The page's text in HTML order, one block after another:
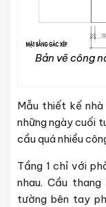
Bản vẽ công
Mẫu thiết kế
những ngày cuối
cầu quá nhiều
Tầng 1 chỉ với
nhau. Cầu
tường bên tay